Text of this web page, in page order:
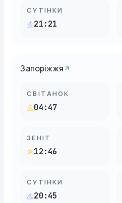
СУТІНКИ
21:21
Запоріжжя
СВІТАНОК
04:47
ЗЕНІТ
12:46
СУТІНКИ
20:45